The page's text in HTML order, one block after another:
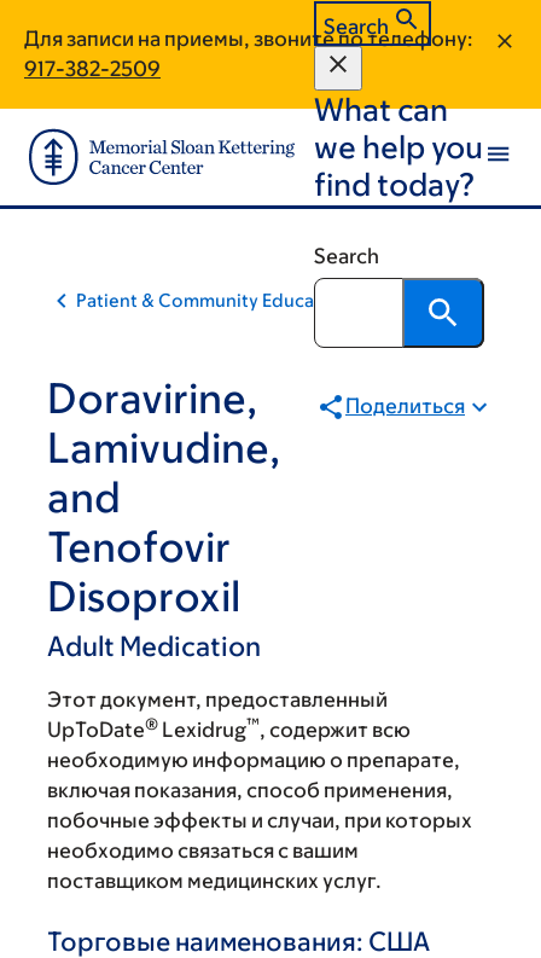
main
content
footer
Для записи на приемы, звоните по телефону:
917-382-2509
Search
What can
we help you
find today?
Search
Patient & Community Education
Doravirine,
Lamivudine,
and
Tenofovir
Disoproxil
Adult Medication
Поделиться
Этот документ, предоставленный
UpToDate® Lexidrug™, содержит всю
необходимую информацию о препарате,
включая показания, способ применения,
побочные эффекты и случаи, при которых
необходимо связаться с вашим
поставщиком медицинских услуг.
Торговые наименования: США